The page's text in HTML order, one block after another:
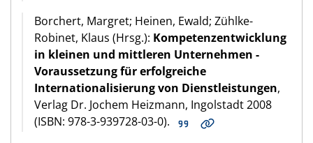
Borchert, Margret; Heinen, Ewald; Zühlke-
Robinet, Klaus (Hrsg.): Kompetenzentwicklung
in kleinen und mittleren Unternehmen -
Voraussetzung für erfolgreiche
Internationalisierung von Dienstleistungen,
Verlag Dr. Jochem Heizmann, Ingolstadt 2008
(ISBN: 978-3-939728-03-0).